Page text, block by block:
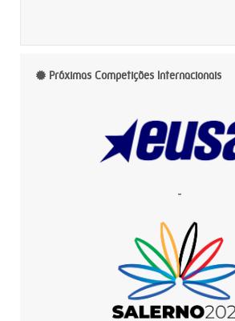
Próximas Competições Internacionais
-